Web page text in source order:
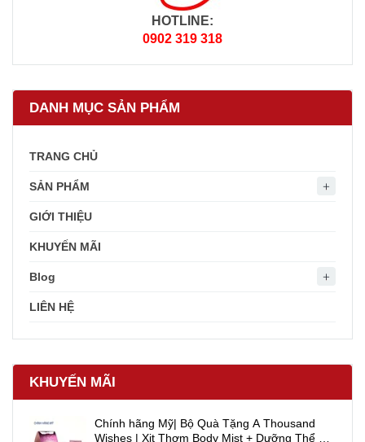
HOTLINE:
0902 319 318
DANH MỤC SẢN PHẨM
TRANG CHỦ
SẢN PHẨM
GIỚI THIỆU
KHUYẾN MÃI
Blog
LIÊN HỆ
KHUYẾN MÃI
Chính hãng Mỹ| Bộ Quà Tặng A Thousand
Wishes | Xịt Thơm Body Mist + Dưỡng Thể +